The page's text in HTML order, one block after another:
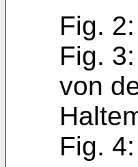
Fig.
Fig.
von
Fig.